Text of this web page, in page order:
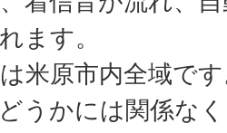
ます。
米原市内全域で
うかには関係な